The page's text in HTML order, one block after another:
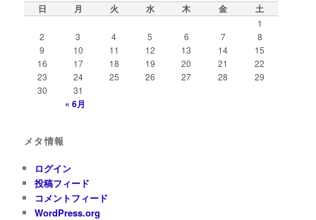
日 月 火 水 木 金 土
1
2
3 4 5 6 7
8
9
10 11 12 13 14
15
16
17 18 19 20 21
22
23
24 25 26 27 28
29
30
31
« 6月
メタ情報
ログイン
投稿フィード
コメントフィード
WordPress.org